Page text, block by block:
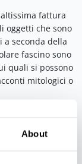
About
fattura
oggetti che sono
seconda della
fascino sono
quali si possono
mitologici o
come i
l’olio, dadi in